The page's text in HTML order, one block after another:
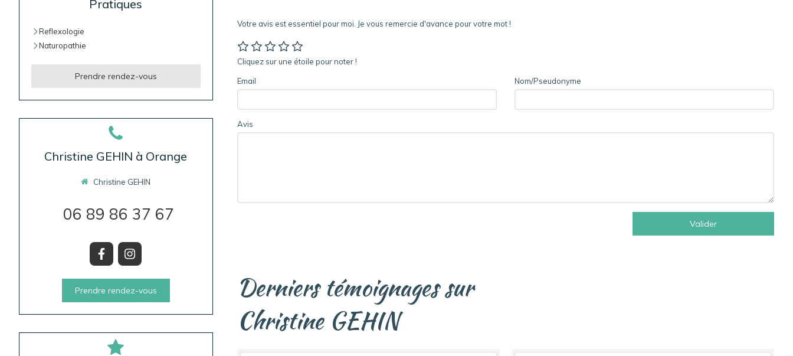
Votre avis est essentiel pour moi. Je vous remercie d'avance pour votre mot !
Cliquez sur une étoile pour noter !
Email Nom/Pseudonyme
Avis
Valider
Derniers témoignages sur
Christine GEHIN
Pratiques
Reflexologie
Naturopathie
Prendre rendez-vous
Christine GEHIN à Orange
Christine GEHIN
06 89 86 37 67
Prendre rendez-vous